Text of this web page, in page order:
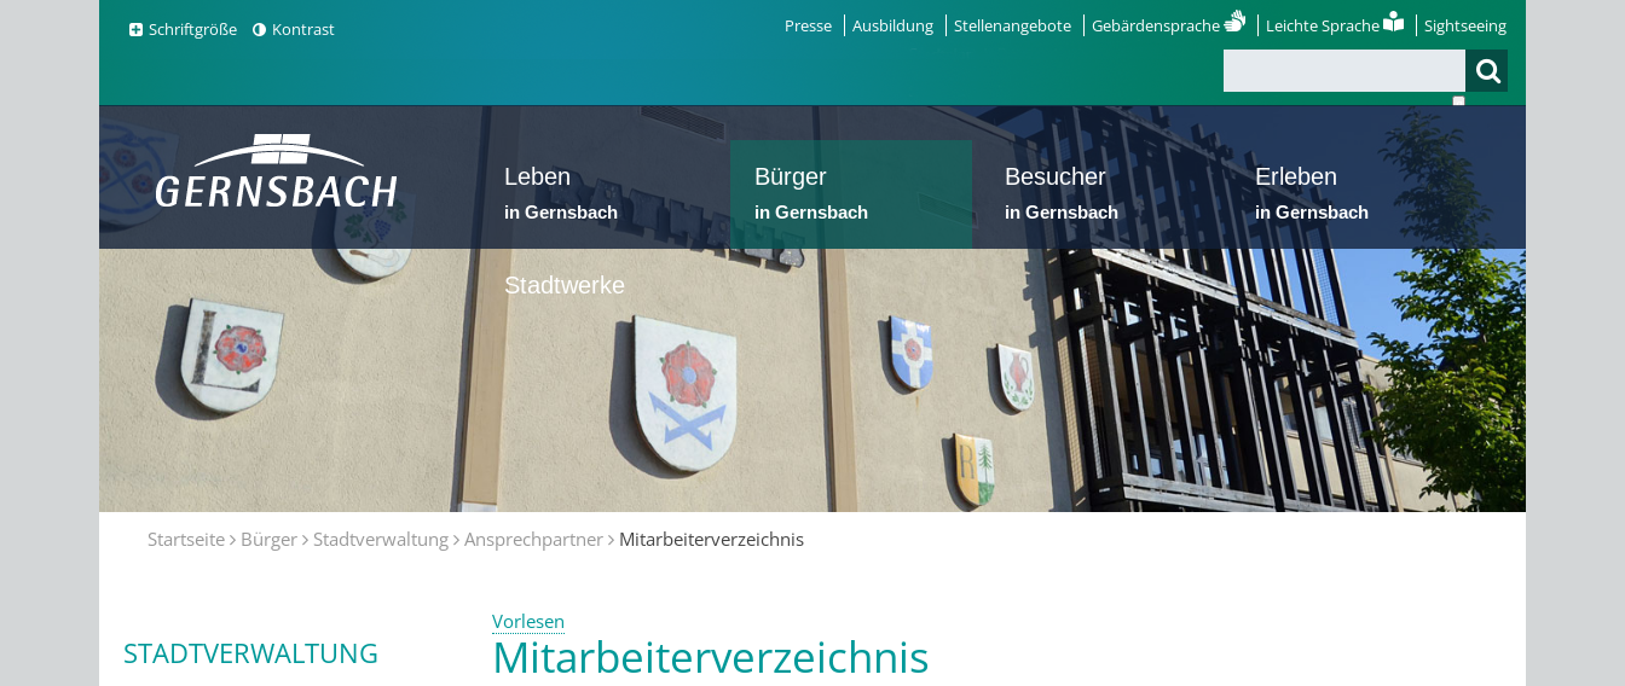
Schriftgröße Kontrast Presse Ausbildung Stellenangebote Gebärdensprache Leichte Sprache Sightseeing
Leben
in Gernsbach
Bürger
in Gernsbach
Besucher
in Gernsbach
Erleben
in Gernsbach
Stadtwerke
Startseite Bürger Stadtverwaltung Ansprechpartner Mitarbeiterverzeichnis
STADTVERWALTUNG
Vorlesen
Mitarbeiterverzeichnis